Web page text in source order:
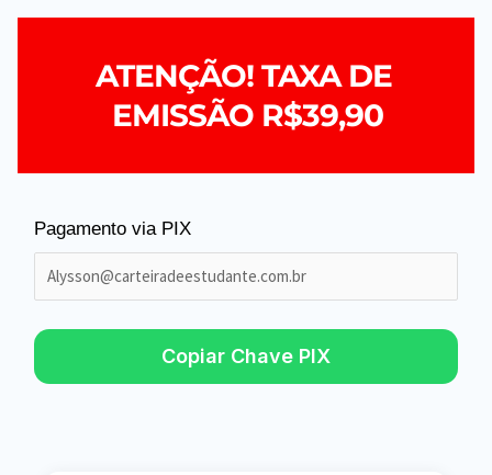
ATENÇÃO! TAXA DE
EMISSÃO R$39,90
Pagamento via PIX
Copiar Chave PIX